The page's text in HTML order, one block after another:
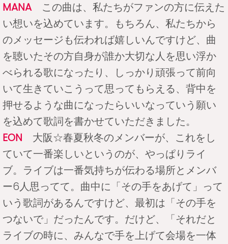
MANAこの曲は、私たちがファンの方に伝えた
い想いを込めています。もちろん、私たちから
のメッセージも伝われば嬉しいんですけど、曲
を聴いたその方自身が誰か大切な人を思い浮か
べられる歌になったり、しっかり頑張って前向
いて生きていこうって思ってもらえる、背中を
押せるような曲になったらいいなっていう願い
を込めて歌詞を書かせていただきました。
EON 大阪☆春夏秋冬のメンバーが、これをし
ていて一番楽しいというのが、やっぱりライ
ブ。ライブは一番気持ちが伝わる場所とメンバ
ー6人思ってて。曲中に「その手をあげて」って
いう歌詞があるんですけど、最初は「その手を
つないで」だったんです。だけど、「それだと
ライブの時に、みんなで手を上げて会場を一体